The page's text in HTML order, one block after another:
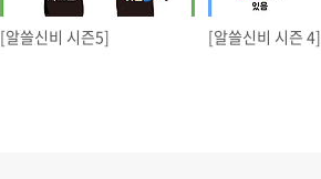
[알쓸신비 시즌5] [알쓸신비 시즌 4]